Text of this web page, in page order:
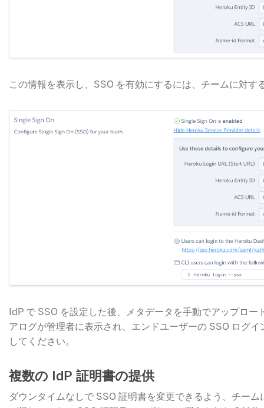
この情報を表示し、SSO を有効にするには、チームに対す
IdP で SSO を設定した後、メタデータを手動でアップロ
アログが管理者に表示され、エンドユーザーの SSO ログ
してください。
複数の IdP 証明書の提供
ダウンタイムなしで SSO 証明書を変更できるよう、チー